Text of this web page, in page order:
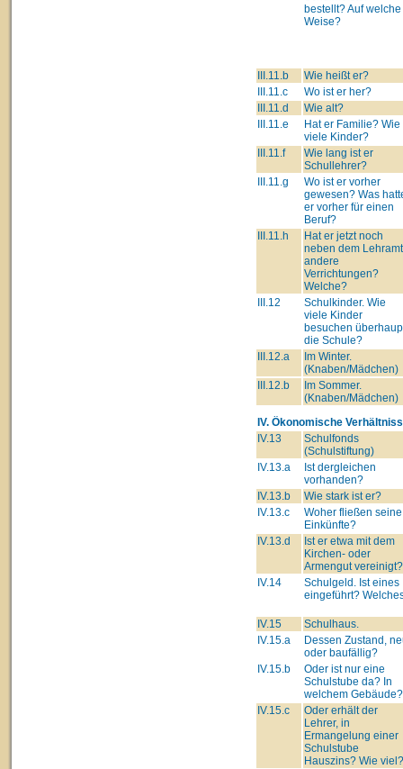
bestellt? Auf welche
Weise?
III.11.b
Wie heißt er?
III.11.c
Wo ist er her?
III.11.d
Wie alt?
III.11.e
Hat er Familie? Wie
viele Kinder?
III.11.f
Wie lang ist er
Schullehrer?
III.11.g
Wo ist er vorher
gewesen? Was
er vorher für einen
Beruf?
III.11.h
Hat er jetzt noch
neben dem
andere
Verrichtungen?
Welche?
III.12
Schulkinder. Wie
viele Kinder
besuchen
die Schule?
III.12.a
Im Winter.
(Knaben/Mädchen)
III.12.b
Im Sommer.
(Knaben/Mädchen)
IV. Ökonomische
IV.13
Schulfonds
(Schulstiftung)
IV.13.a
Ist dergleichen
vorhanden?
IV.13.b
Wie stark ist er?
IV.13.c
Woher fließen seine
Einkünfte?
IV.13.d
Ist er etwa mit dem
Kirchen- oder
Armengut vereinigt?
IV.14
Schulgeld. Ist eines
eingeführt?
IV.15
Schulhaus.
IV.15.a
Dessen Zustand,
oder baufällig?
IV.15.b
Oder ist nur eine
Schulstube da? In
welchem Gebäude?
IV.15.c
Oder erhält der
Lehrer, in
Ermangelung einer
Schulstube
Hauszins? Wie viel?